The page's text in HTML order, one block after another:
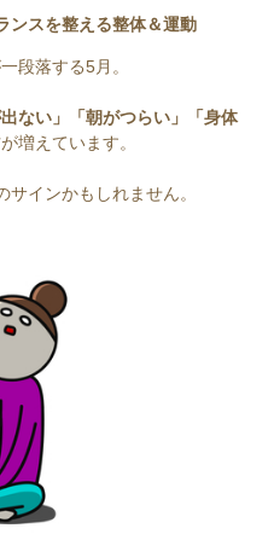
ンスを整える整体＆運動
段落する5月。
出ない」「朝がつらい」「身体
増えています。
サインかもしれません。